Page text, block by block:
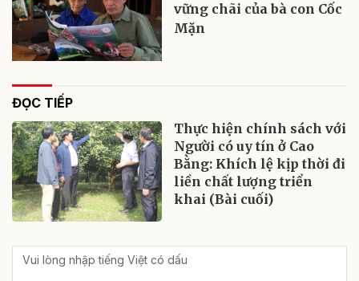
vững chãi của bà con Cốc
Mặn
ĐỌC TIẾP
Thực hiện chính sách với
Người có uy tín ở Cao
Bằng: Khích lệ kịp thời đi
liền chất lượng triển
khai (Bài cuối)